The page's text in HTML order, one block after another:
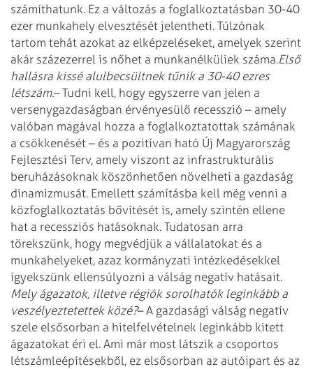
számíthatunk. Ez a változás a foglalkoztatásban 30-40
ezer munkahely elvesztését jelentheti. Túlzónak
tartom tehát azokat az elképzeléseket, amelyek szerint
akár százezerrel is nőhet a munkanélküliek száma.Első
hallásra kissé alulbecsültnek tűnik a 30-40 ezres
létszám.– Tudni kell, hogy egyszerre van jelen a
versenygazdaságban érvényesülő recesszió – amely
valóban magával hozza a foglalkoztatottak számának
a csökkenését – és a pozitívan ható Új Magyarország
Fejlesztési Terv, amely viszont az infrastrukturális
beruházásoknak köszönhetően növelheti a gazdaság
dinamizmusát. Emellett számításba kell még venni a
közfoglalkoztatás bővítését is, amely szintén ellene
hat a recessziós hatásoknak. Tudatosan arra
törekszünk, hogy megvédjük a vállalatokat és a
munkahelyeket, azaz kormányzati intézkedésekkel
igyekszünk ellensúlyozni a válság negatív hatásait.
Mely ágazatok, illetve régiók sorolhatók leginkább a
veszélyeztetettek közé?– A gazdasági válság negatív
szele elsősorban a hitelfelvételnek leginkább kitett
ágazatokat éri el. Ami már most látszik a csoportos
létszámleépítések­ből, ez elsősorban az autóipart és az